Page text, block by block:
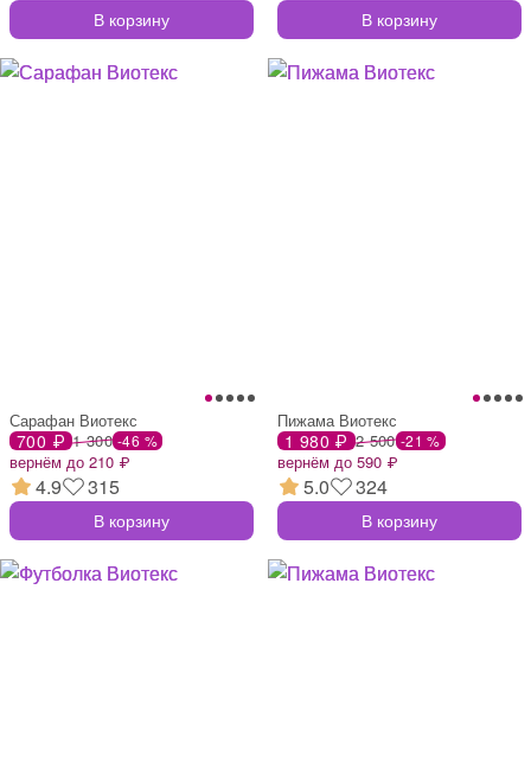
В корзину В корзину
Сарафан Виотекс
700 ₽ 1 300 -46 %
вернём до 210 ₽
4.9 315
В корзину
Пижама Виотекс
1 980 ₽ 2 500 -21 %
вернём до 590 ₽
5.0 324
В корзину